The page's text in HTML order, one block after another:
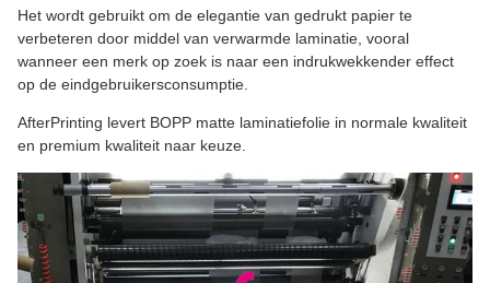
Het wordt gebruikt om de elegantie van gedrukt papier te
verbeteren door middel van verwarmde laminatie, vooral
wanneer een merk op zoek is naar een indrukwekkender effect
op de eindgebruikersconsumptie.
AfterPrinting levert BOPP matte laminatiefolie in normale kwaliteit
en premium kwaliteit naar keuze.